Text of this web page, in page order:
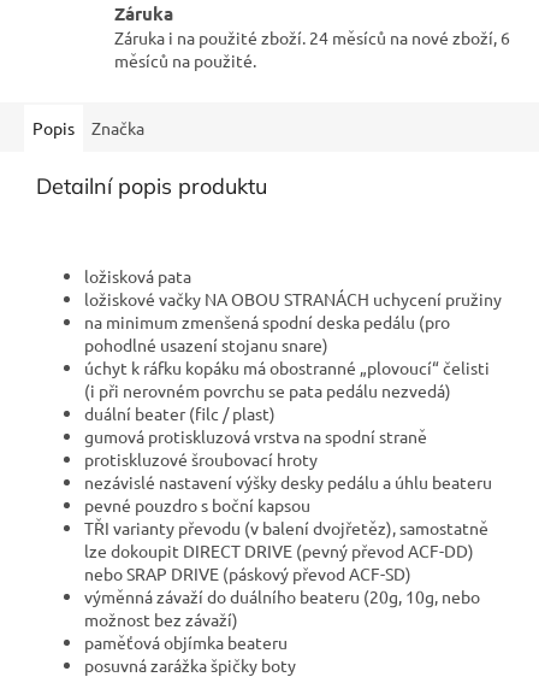
Záruka
Záruka i na použité zboží. 24 měsíců na nové zboží, 6
měsíců na použité.
Popis Značka
Detailní popis produktu
ložisková pata
ložiskové vačky NA OBOU STRANÁCH uchycení pružiny
na minimum zmenšená spodní deska pedálu (pro
pohodlné usazení stojanu snare)
úchyt k ráfku kopáku má obostranné „plovoucí“ čelisti
(i při nerovném povrchu se pata pedálu nezvedá)
duální beater (filc / plast)
gumová protiskluzová vrstva na spodní straně
protiskluzové šroubovací hroty
nezávislé nastavení výšky desky pedálu a úhlu beateru
pevné pouzdro s boční kapsou
TŘI varianty převodu (v balení dvojřetěz), samostatně
lze dokoupit DIRECT DRIVE (pevný převod ACF-DD)
nebo SRAP DRIVE (páskový převod ACF-SD)
výměnná závaží do duálního beateru (20g, 10g, nebo
možnost bez závaží)
paměťová objímka beateru
posuvná zarážka špičky boty